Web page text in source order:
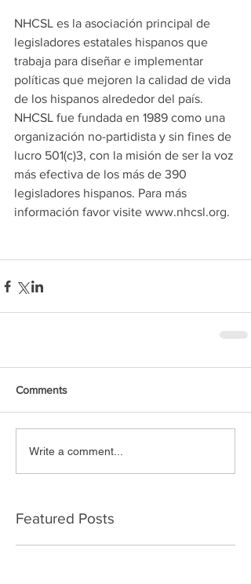
NHCSL es la asociación principal de
legisladores estatales hispanos que
trabaja para diseñar e implementar
políticas que mejoren la calidad de vida
de los hispanos alrededor del país.
NHCSL fue fundada en 1989 como una
organización no-partidista y sin fines de
lucro 501(c)3, con la misión de ser la voz
más efectiva de los más de 390
legisladores hispanos. Para más
información favor visite www.nhcsl.org.
Comments
Write a comment...
Featured Posts